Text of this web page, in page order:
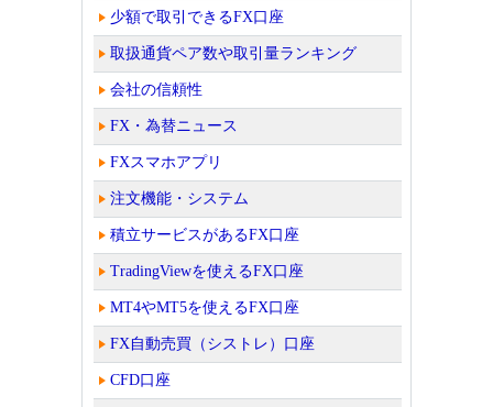
少額で取引できるFX口座
取扱通貨ペア数や取引量ランキング
会社の信頼性
FX・為替ニュース
FXスマホアプリ
注文機能・システム
積立サービスがあるFX口座
TradingViewを使えるFX口座
MT4やMT5を使えるFX口座
FX自動売買（シストレ）口座
CFD口座